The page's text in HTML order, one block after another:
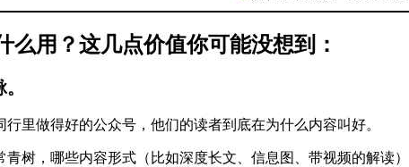
么用？这几点价值你可能没想到：
里做得好的公众号，他们的读者到底在为什么内容叫好。
树，哪些内容形式（比如深度长文、信息图、带视频的解读